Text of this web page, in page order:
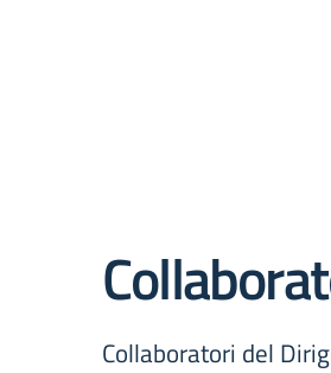
Collaboratori del